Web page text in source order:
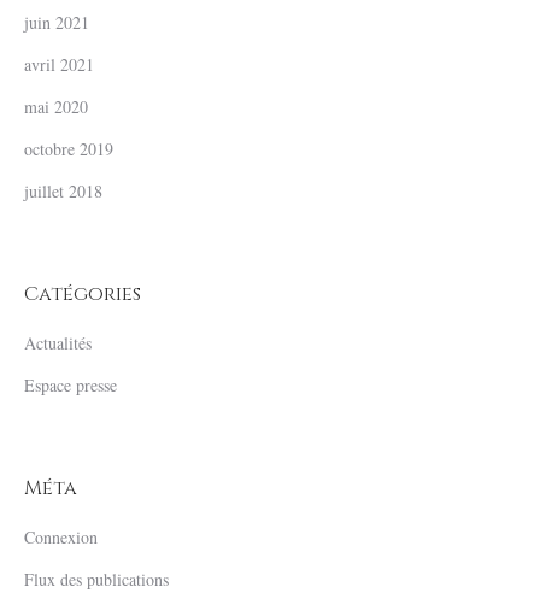
juin 2021
avril 2021
mai 2020
octobre 2019
juillet 2018
Catégories
Actualités
Espace presse
Méta
Connexion
Flux des publications